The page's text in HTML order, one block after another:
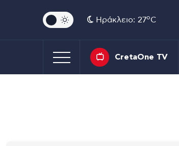
Ηράκλειο: 27oC
CretaOne TV